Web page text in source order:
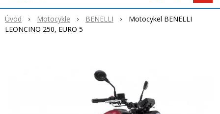
Úvod Motocykle BENELLI
Motocykel BENELLI
LEONCINO 250, EURO 5